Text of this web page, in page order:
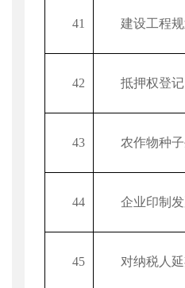
41 建设工程规
42 抵押权登记
43 农作物种
44 企业印制
45 对纳税人